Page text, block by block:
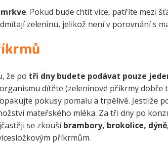
. Pokud bude chtít více, patříte mezi
zeleninu, jelikož není v porovnání s
že po tři dny budete podávat pouze
dítěte (zeleninové příkrmy dobře
pokusy pomalu a trpělivě. Jestliže
mateřského mléka. Za tři dny po
se zkoušíbrambory, brokolice,
příkrmům.